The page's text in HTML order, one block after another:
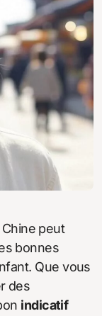
bonnes
Que vous
des
indicatif